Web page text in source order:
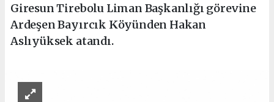
Giresun Tirebolu Liman Başkanlığı görevine
Ardeşen Bayırcık Köyünden Hakan
Aslıyüksek atandı.